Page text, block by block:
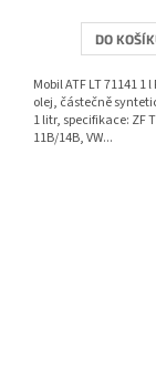
z
5
DO
Mobil ATF LT 71141 1
olej, částečně
1 litr, specifikace: ZF
11B/14B, VW...